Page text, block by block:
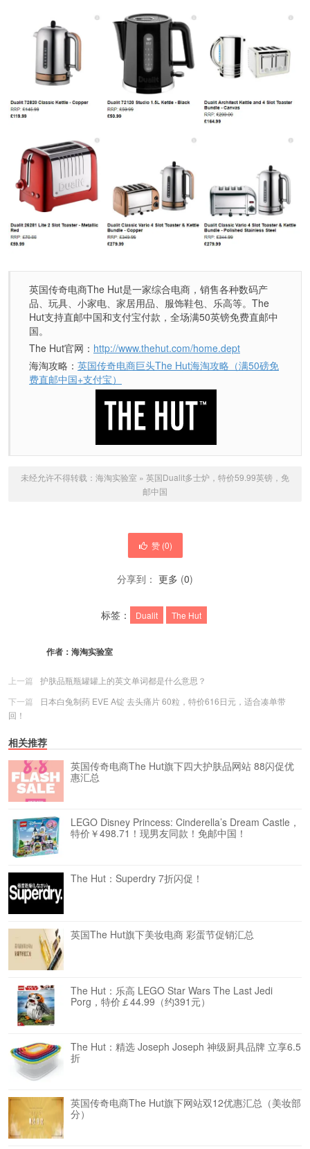
英国传奇电商The Hut是一家综合电商，销售各种数码产
品、玩具、小家电、家居用品、服饰鞋包、乐高等。The
Hut支持直邮中国和支付宝付款，全场满50英镑免费直邮中
国。
The Hut官网： http://www.thehut.com/home.dept
海淘攻略： 英国传奇电商巨头The Hut海淘攻略（满50磅免
费直邮中国+支付宝）
未经允许不得转载： 海淘实验室 » 英国Dualit多士炉，特价59.99英镑，免
邮中国
赞 (0)
分享到： 更多 (0)
标签： Dualit The Hut
作者： 海淘实验室
上一篇
护肤品瓶瓶罐罐上的英文单词都是什么意思？
下一篇
日本白兔制药 EVE A锭 去头痛片 60粒，特价616日元，适合凑单带
回！
相关推荐
英国传奇电商The Hut旗下四大护肤品网站 88闪促优
惠汇总
LEGO Disney Princess: Cinderella’s Dream Castle，
特价￥498.71！现男友同款！免邮中国！
The Hut：Superdry 7折闪促！
英国The Hut旗下美妆电商 彩蛋节促销汇总
The Hut：乐高 LEGO Star Wars The Last Jedi
Porg，特价￡44.99（约391元）
The Hut：精选 Joseph Joseph 神级厨具品牌 立享6.5
折
英国传奇电商The Hut旗下网站双12优惠汇总（美妆部
分）